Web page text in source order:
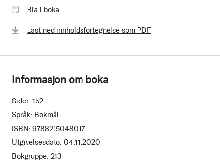
bokaBla i boka
Last ned innholdsfortegnelse som PDF
Informasjon om boka
Sider: 152
Språk: Bokmål
ISBN: 9788215048017
Utgivelsesdato: 04.11.2020
Bokgruppe: 213